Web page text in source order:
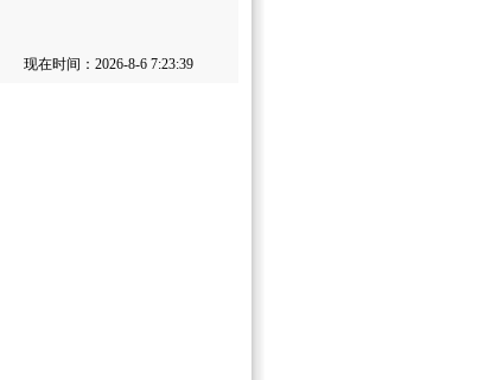
现在时间：2026-8-6 7:23:39